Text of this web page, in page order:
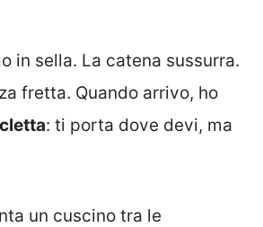
in sella. La catena sussurra.
fretta. Quando arrivo, ho
: ti porta dove devi, ma
un cuscino tra le